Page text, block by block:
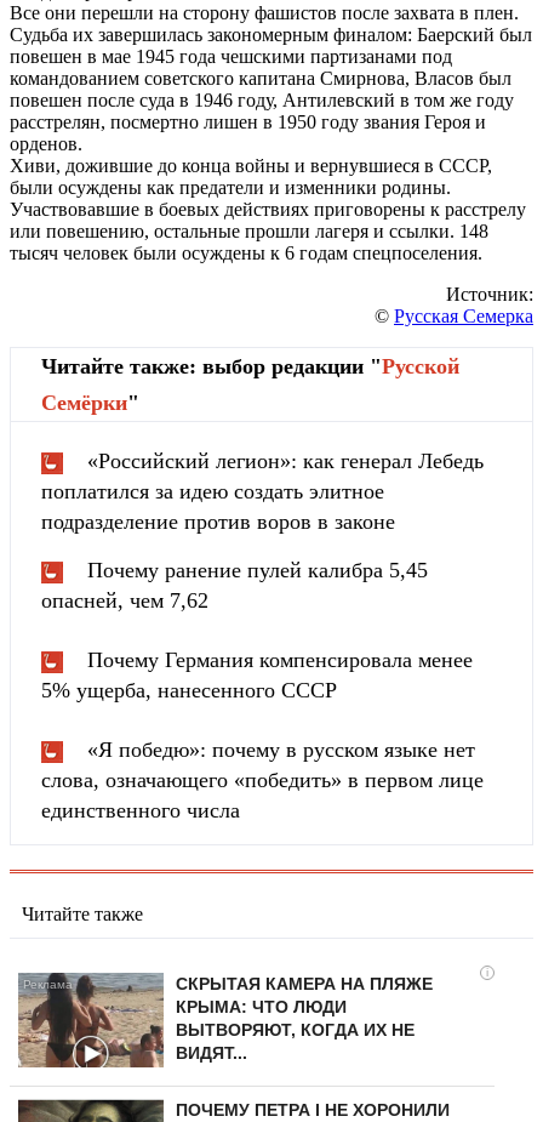
Все они перешли на сторону фашистов после захвата в плен.
Судьба их завершилась закономерным финалом: Баерский был
повешен в мае 1945 года чешскими партизанами под
командованием советского капитана Смирнова, Власов был
повешен после суда в 1946 году, Антилевский в том же году
расстрелян, посмертно лишен в 1950 году звания Героя и
орденов.
Хиви, дожившие до конца войны и вернувшиеся в СССР,
были осуждены как предатели и изменники родины.
Участвовавшие в боевых действиях приговорены к расстрелу
или повешению, остальные прошли лагеря и ссылки. 148
тысяч человек были осуждены к 6 годам спецпоселения.
Источник:
© Русская Семерка
Читайте также: выбор редакции "Русской
Cемёрки"
«Российский легион»: как генерал Лебедь
поплатился за идею создать элитное
подразделение против воров в законе
Почему ранение пулей калибра 5,45
опасней, чем 7,62
Почему Германия компенсировала менее
5% ущерба, нанесенного СССР
«Я победю»: почему в русском языке нет
слова, означающего «победить» в первом лице
единственного числа
Читайте также
i
СКРЫТАЯ КАМЕРА НА ПЛЯЖЕ
КРЫМА: ЧТО ЛЮДИ
ВЫТВОРЯЮТ, КОГДА ИХ НЕ
ВИДЯТ...
ПОЧЕМУ ПЕТРА I НЕ ХОРОНИЛИ